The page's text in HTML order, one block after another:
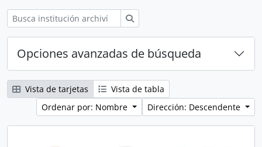
Opciones avanzadas de búsqueda
Vista de tarjetas
Vista de tabla
Ordenar por: Nombre
Dirección: Descendente